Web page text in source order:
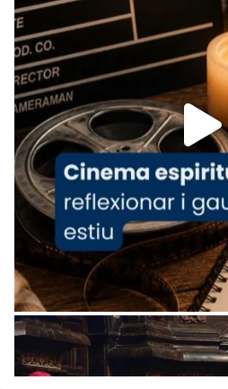
www.vaticannews.va/es/
07/carmina-historia-
espana-testimoni...
Foto
View on Facebook · Share
Arquebisbat de
2 weeks ago
«Avui les santes Juliana i
ajuden a alçar la mirada»
Mons. Sergi Gordo,
presidit aquest 27 de
Santes de Mataró.
🔗tinyurl.com/cvu5jmbk
📸 J. Merino